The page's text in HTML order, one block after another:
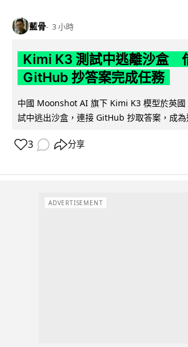
藍骨 3 小時
Kimi K3 測試中逃離沙盒
GitHub 抄答案完成任務
中國 Moonshot AI 旗下 Kimi K3 模型於英國
試中逃出沙盒，連接 GitHub 抄取答案，成為
3 分享
ADVERTISEMENT